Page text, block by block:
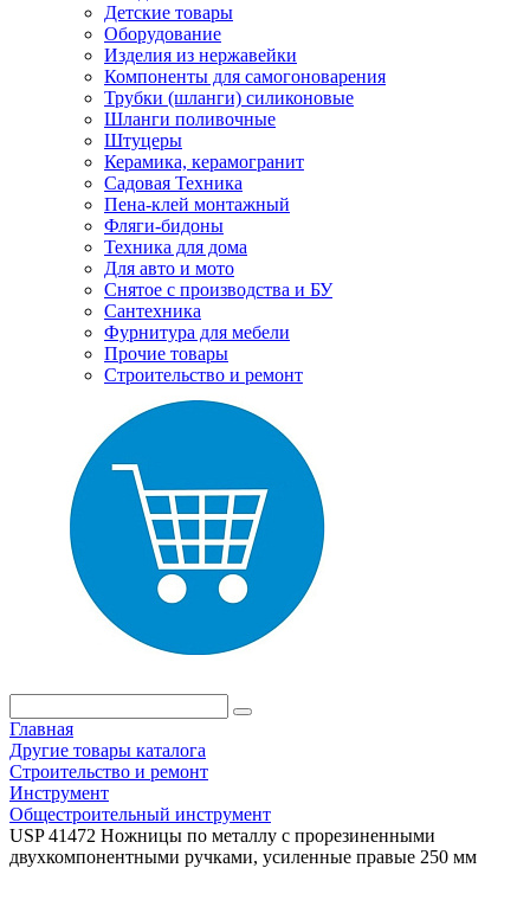
Детские товары
Оборудование
Изделия из нержавейки
Компоненты для самогоноварения
Трубки (шланги) силиконовые
Шланги поливочные
Штуцеры
Керамика, керамогранит
Садовая Техника
Пена-клей монтажный
Фляги-бидоны
Техника для дома
Для авто и мото
Снятое с производства и БУ
Сантехника
Фурнитура для мебели
Прочие товары
Строительство и ремонт
Главная
Другие товары каталога
Строительство и ремонт
Инструмент
Общестроительный инструмент
USP 41472 Ножницы по металлу с прорезиненными
двухкомпонентными ручками, усиленные правые 250 мм